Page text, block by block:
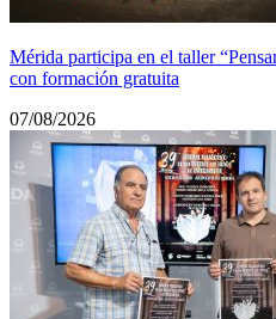
Mérida participa en el taller
con formación gratuita
07/08/2026